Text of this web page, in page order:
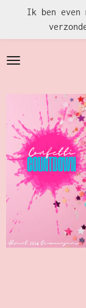
naar
de
Ik ben even